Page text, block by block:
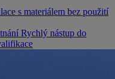
s materiálem bez použití
Rychlý nástup do